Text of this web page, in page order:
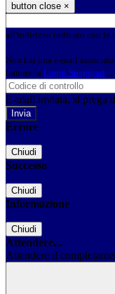
button close ×
all'indirizzo indicato con le
Non hai una e-mail
tramite la Login Spaggiari
E-mail inviata, si prega
Errore
Chiudi
Successo
Chiudi
Informazione
Chiudi
Attendere...
Attendere il